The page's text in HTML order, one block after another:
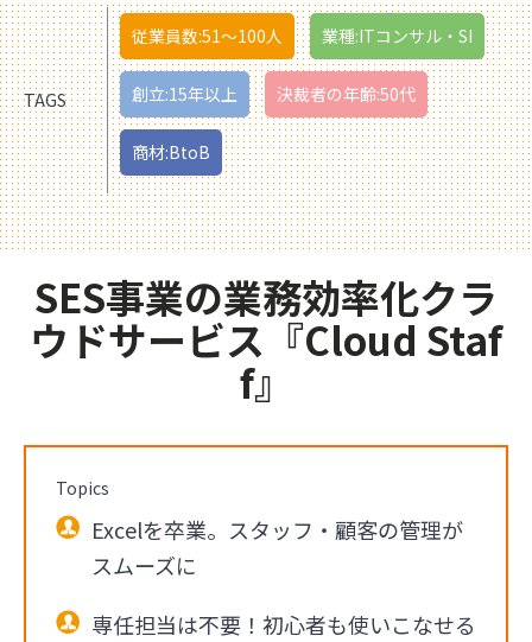
TAGS
従業員数:51〜100人 業種:ITコンサル・SI
創立:15年以上 決裁者の年齢:50代
商材:BtoB
SES事業の業務効率化クラ
ウドサービス『Cloud Staf
f』
Topics
Excelを卒業。スタッフ・顧客の管理が
スムーズに
専任担当は不要！初心者も使いこなせる